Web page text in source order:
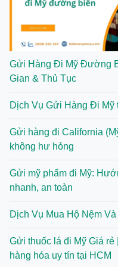
Gửi Hàng Đi Mỹ Đường
Gian & Thủ Tục
Dịch Vụ Gửi Hàng Đi Mỹ
Gửi hàng đi California
không hư hỏng
Gửi mỹ phẩm đi Mỹ:
nhanh, an toàn
Dịch Vụ Mua Hộ Nệm
Gửi thuốc lá đi Mỹ Giá rẻ
hàng hóa uy tín tại HCM